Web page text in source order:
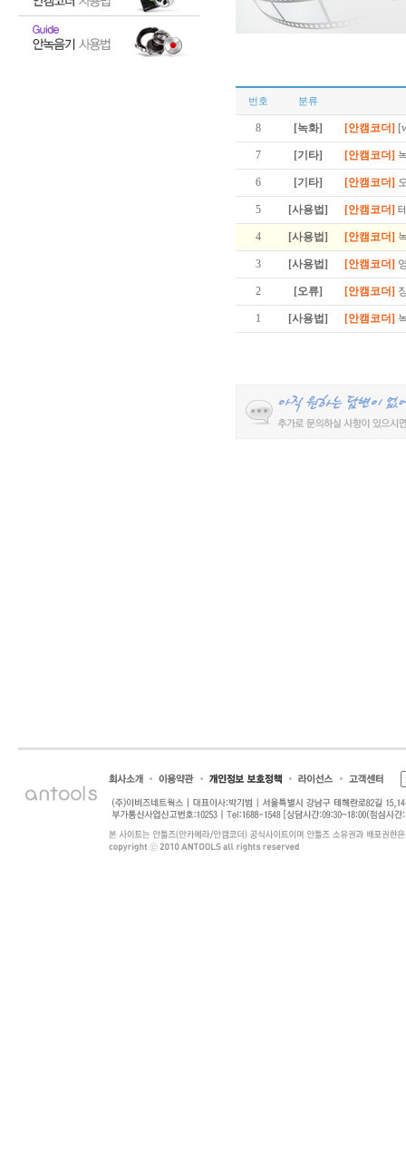
번호 분류
8 [녹화] [안캠코더]
7 [기타] [안캠코더]
6 [기타] [안캠코더]
5 [사용법] [안캠코더]
4 [사용법] [안캠코더]
3 [사용법] [안캠코더]
2 [오류] [안캠코더]
1 [사용법] [안캠코더]